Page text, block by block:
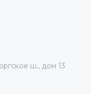
ш., дом 13